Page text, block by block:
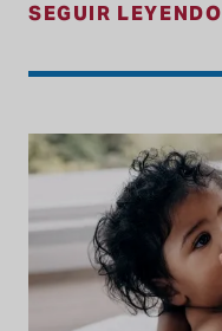
SEGUIR LEYENDO